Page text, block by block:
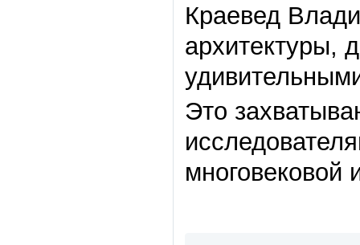
Краевед
архитектуры,
Это
многовековой